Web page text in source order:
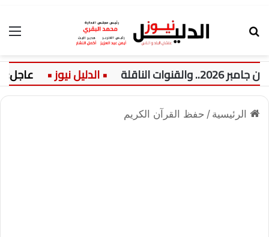
الناقلة عاجل:
الرئيسية / حفظ القرآن الكريم